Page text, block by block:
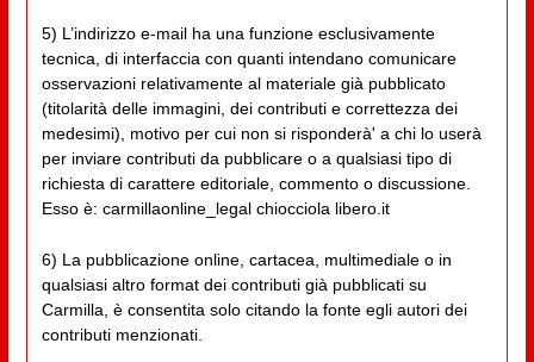
5) L’indirizzo e-mail ha una funzione esclusivamente
tecnica, di interfaccia con quanti intendano comunicare
osservazioni relativamente al materiale già pubblicato
(titolarità delle immagini, dei contributi e correttezza dei
medesimi), motivo per cui non si risponderà' a chi lo userà
per inviare contributi da pubblicare o a qualsiasi tipo di
richiesta di carattere editoriale, commento o discussione.
Esso è: carmillaonline_legal chiocciola libero.it
6) La pubblicazione online, cartacea, multimediale o in
qualsiasi altro format dei contributi già pubblicati su
Carmilla, è consentita solo citando la fonte egli autori dei
contributi menzionati.